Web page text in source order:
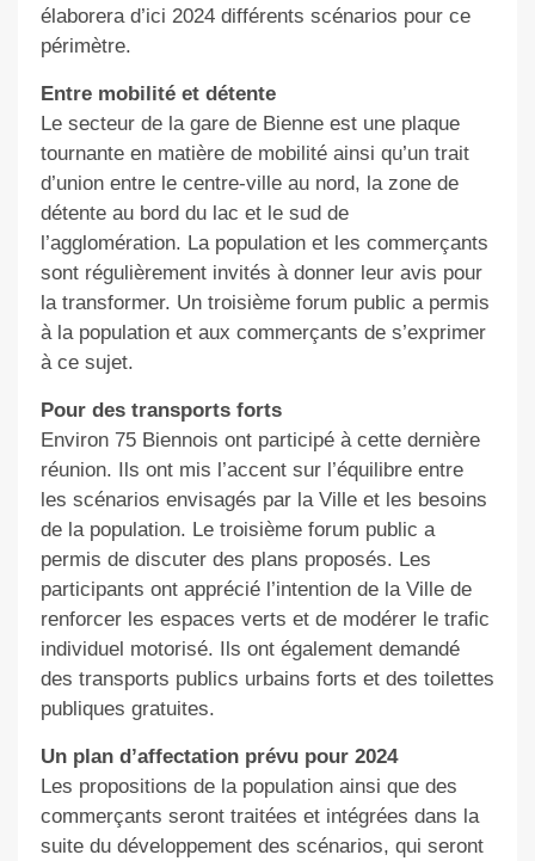
élaborera d’ici 2024 différents scénarios pour ce
périmètre.
Entre mobilité et détente
Le secteur de la gare de Bienne est une plaque
tournante en matière de mobilité ainsi qu’un trait
d’union entre le centre-ville au nord, la zone de
détente au bord du lac et le sud de
l’agglomération. La population et les commerçants
sont régulièrement invités à donner leur avis pour
la transformer. Un troisième forum public a permis
à la population et aux commerçants de s’exprimer
à ce sujet.
Pour des transports forts
Environ 75 Biennois ont participé à cette dernière
réunion. Ils ont mis l’accent sur l’équilibre entre
les scénarios envisagés par la Ville et les besoins
de la population. Le troisième forum public a
permis de discuter des plans proposés. Les
participants ont apprécié l’intention de la Ville de
renforcer les espaces verts et de modérer le trafic
individuel motorisé. Ils ont également demandé
des transports publics urbains forts et des toilettes
publiques gratuites.
Un plan d’affectation prévu pour 2024
Les propositions de la population ainsi que des
commerçants seront traitées et intégrées dans la
suite du développement des scénarios, qui seront